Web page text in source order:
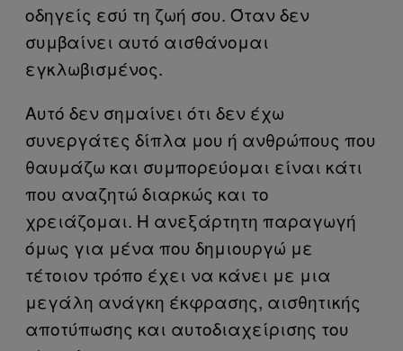
οδηγείς εσύ τη ζωή σου. Όταν δεν
συμβαίνει αυτό αισθάνομαι
εγκλωβισμένος.
Αυτό δεν σημαίνει ότι δεν έχω
συνεργάτες δίπλα μου ή ανθρώπους που
θαυμάζω και συμπορεύομαι είναι κάτι
που αναζητώ διαρκώς και το
χρειάζομαι. Η ανεξάρτητη παραγωγή
όμως για μένα που δημιουργώ με
τέτοιον τρόπο έχει να κάνει με μια
μεγάλη ανάγκη έκφρασης, αισθητικής
αποτύπωσης και αυτοδιαχείρισης του